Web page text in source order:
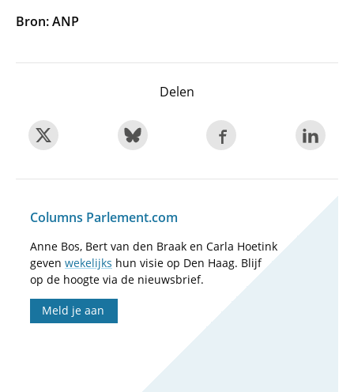
Bron: ANP
Delen
Columns Parlement.com
Anne Bos, Bert van den Braak en Carla Hoetink
geven wekelijks hun visie op Den Haag. Blijf
op de hoogte via de nieuwsbrief.
Meld je aan